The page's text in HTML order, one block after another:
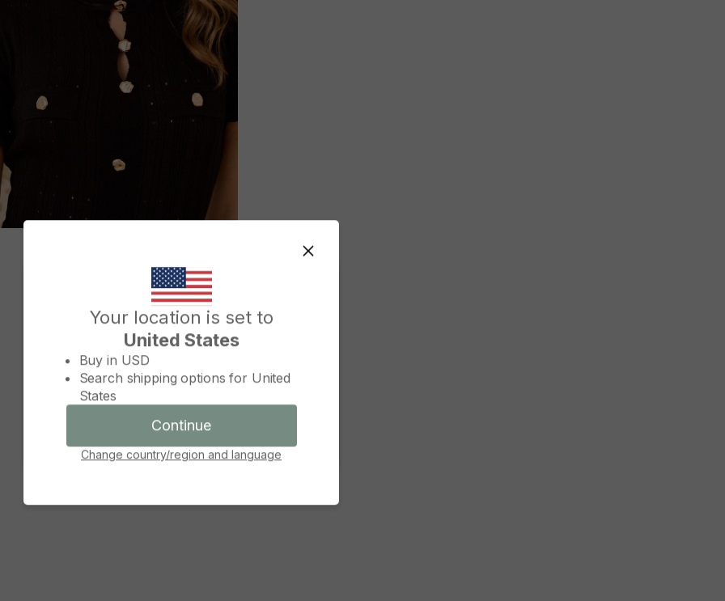
Your location is set to
United States
Buy in USD
Search shipping options for United
States
Continue
Change country/region and language
Change country/region
Continue